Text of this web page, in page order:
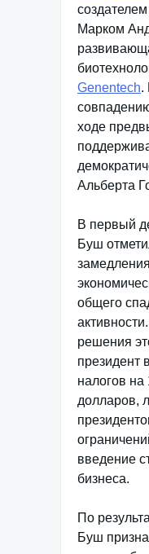
Марком
Genentech.
ходе
Альберта
В первый
Буш
общего
решения
президент
налогов на
долларов,
введение
бизнеса.
По
Буш